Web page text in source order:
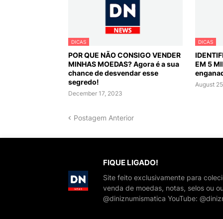
DICAS
POR QUE NÃO CONSIGO VENDER
MINHAS MOEDAS? Agora é a sua
chance de desvendar esse
segredo!
December 17, 2023
DICAS
EM 5
August
Postagem Anterior
FIQUE LIGADO!
Site feito exclusivamente para
venda de moedas, notas, selos ou
@diniznumismatica YouTube: